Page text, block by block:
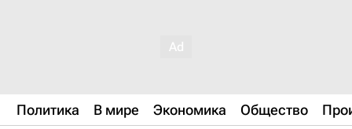
Политика В мире Экономика Общество